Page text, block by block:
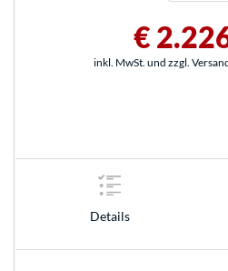
€
inkl. MwSt. und zzgl.
Details